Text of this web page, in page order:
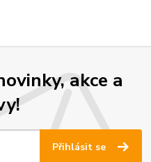
akce a
Přihlásit se